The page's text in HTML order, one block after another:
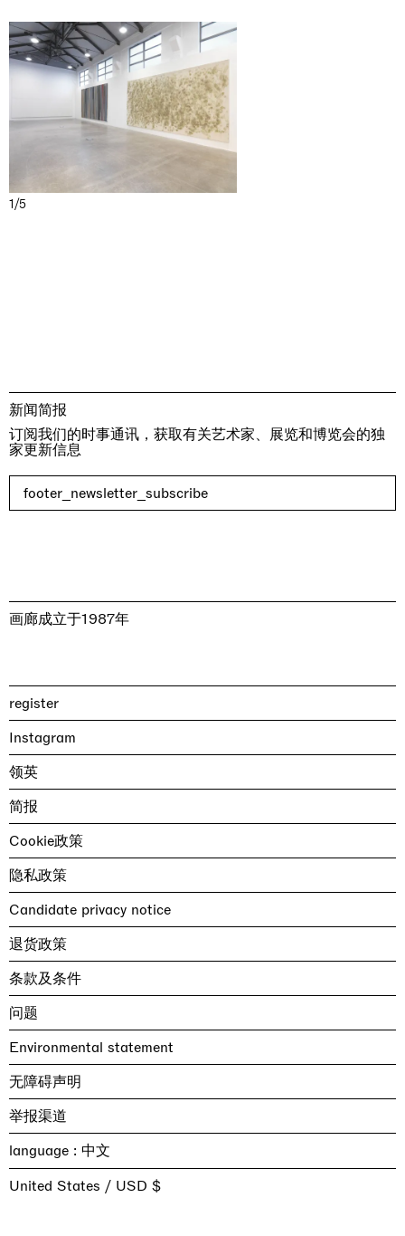
1/5
新闻简报
订阅我们的时事通讯，获取有关艺术家、展览和博览会的独
家更新信息
footer_newsletter_subscribe
画廊成立于1987年
register
Instagram
领英
简报
Cookie政策
隐私政策
Candidate privacy notice
退货政策
条款及条件
问题
Environmental statement
无障碍声明
举报渠道
language :
United States / USD $